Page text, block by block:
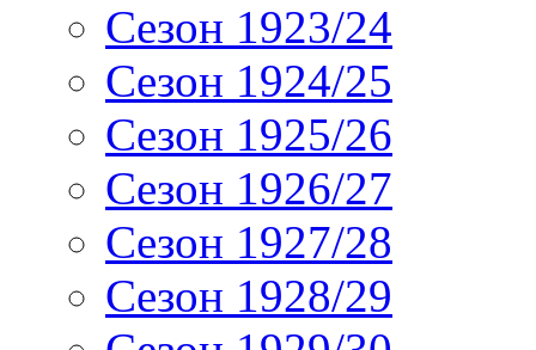
Сезон 1923/24
Сезон 1924/25
Сезон 1925/26
Сезон 1926/27
Сезон 1927/28
Сезон 1928/29